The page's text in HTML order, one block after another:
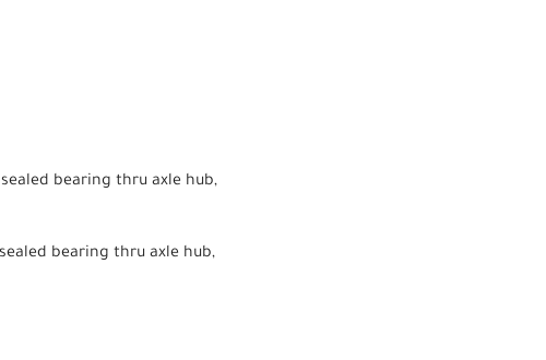
bearing thru axle hub,
bearing thru axle hub,